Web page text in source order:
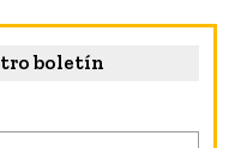
boletín